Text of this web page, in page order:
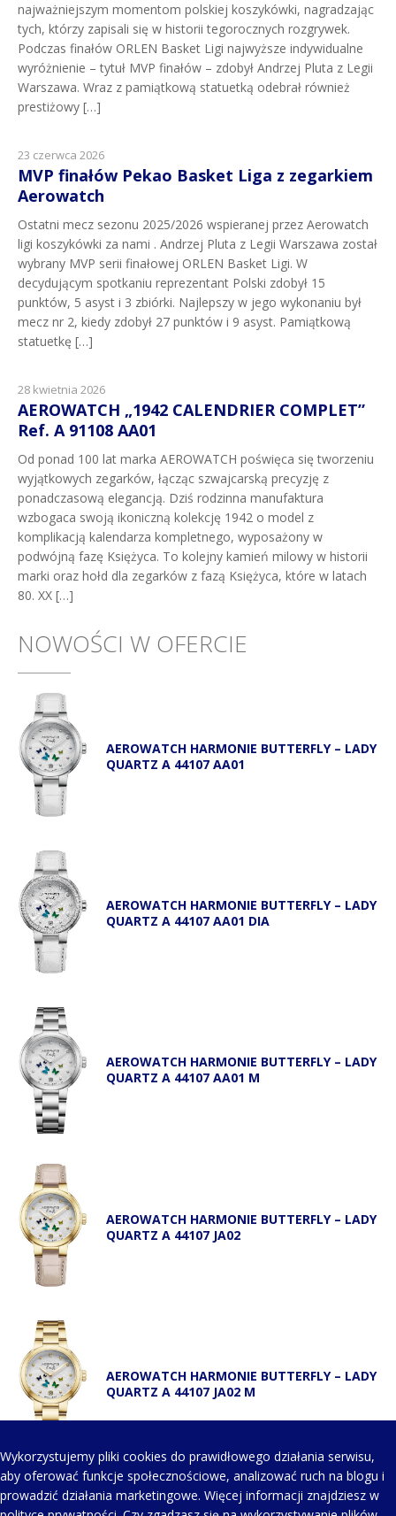
najważniejszym momentom polskiej koszykówki, nagradzając
tych, którzy zapisali się w historii tegorocznych rozgrywek.
Podczas finałów ORLEN Basket Ligi najwyższe indywidualne
wyróżnienie – tytuł MVP finałów – zdobył Andrzej Pluta z Legii
Warszawa. Wraz z pamiątkową statuetką odebrał również
prestiżowy […]
23 czerwca 2026
MVP finałów Pekao Basket Liga z zegarkiem
Aerowatch
Ostatni mecz sezonu 2025/2026 wspieranej przez Aerowatch
ligi koszykówki za nami . Andrzej Pluta z Legii Warszawa został
wybrany MVP serii finałowej ORLEN Basket Ligi. W
decydującym spotkaniu reprezentant Polski zdobył 15
punktów, 5 asyst i 3 zbiórki. Najlepszy w jego wykonaniu był
mecz nr 2, kiedy zdobył 27 punktów i 9 asyst. Pamiątkową
statuetkę […]
28 kwietnia 2026
AEROWATCH „1942 CALENDRIER COMPLET”
Ref. A 91108 AA01
Od ponad 100 lat marka AEROWATCH poświęca się tworzeniu
wyjątkowych zegarków, łącząc szwajcarską precyzję z
ponadczasową elegancją. Dziś rodzinna manufaktura
wzbogaca swoją ikoniczną kolekcję 1942 o model z
komplikacją kalendarza kompletnego, wyposażony w
podwójną fazę Księżyca. To kolejny kamień milowy w historii
marki oraz hołd dla zegarków z fazą Księżyca, które w latach
80. XX […]
NOWOŚCI W OFERCIE
AEROWATCH HARMONIE BUTTERFLY – LADY
QUARTZ A 44107 AA01
AEROWATCH HARMONIE BUTTERFLY – LADY
QUARTZ A 44107 AA01 DIA
AEROWATCH HARMONIE BUTTERFLY – LADY
QUARTZ A 44107 AA01 M
AEROWATCH HARMONIE BUTTERFLY – LADY
QUARTZ A 44107 JA02
AEROWATCH HARMONIE BUTTERFLY – LADY
QUARTZ A 44107 JA02 M
Wykorzystujemy pliki cookies do prawidłowego działania serwisu,
aby oferować funkcje społecznościowe, analizować ruch na blogu i
prowadzić działania marketingowe. Więcej informacji znajdziesz w